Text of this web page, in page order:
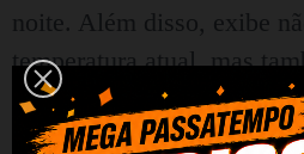
noite. Além disso, exibe
temperatura atual, mas
operação, o status da
informações úteis. É